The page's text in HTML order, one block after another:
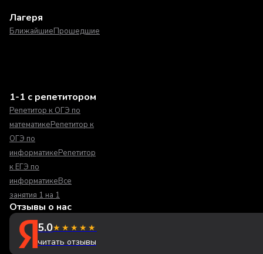
Лагеря
БлижайшиеПрошедшие
1-1 с репетитором
Репетитор к ОГЭ по
математикеРепетитор к
ОГЭ по
информатикеРепетитор
к ЕГЭ по
информатикеВсе
занятия 1 на 1
Отзывы о нас
5.0★★★★★
читать отзывы